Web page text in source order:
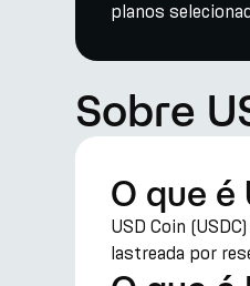
planos
Sobre
O que é
USD Coin
lastreada por